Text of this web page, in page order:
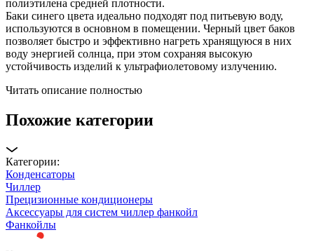
полиэтилена средней плотности.
Баки синего цвета идеально подходят под питьевую воду,
используются в основном в помещении. Черный цвет баков
позволяет быстро и эффективно нагреть хранящуюся в них
воду энергией солнца, при этом сохраняя высокую
устойчивость изделий к ультрафиолетовому излучению.
Читать описание полностью
Похожие категории
Категории:
Конденсаторы
Чиллер
Прецизионные кондиционеры
Аксессуары для систем чиллер фанкойл
Фанкойлы